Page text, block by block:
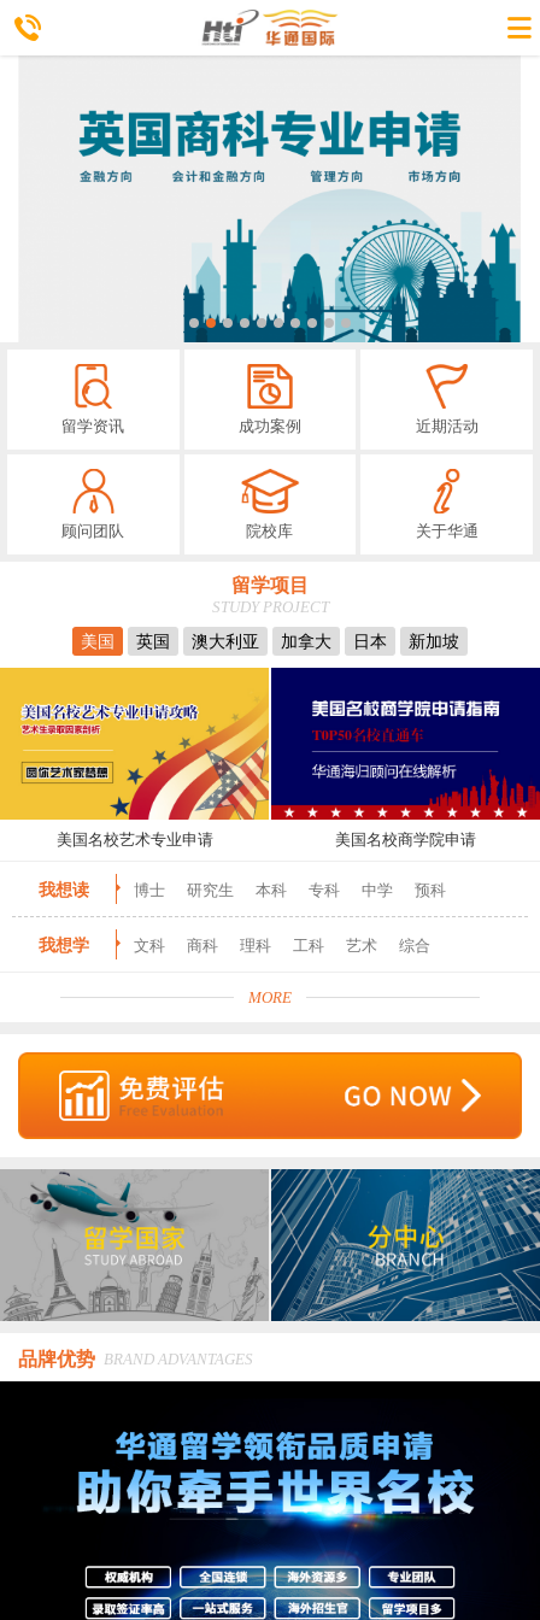
留学资讯 成功案例 近期活动
顾问团队 院校库 关于华通
留学项目
STUDY PROJECT
美国
英国 澳大利亚 加拿大 日本 新加坡
美国名校艺术专业申请 美国名校商学院申请
我想读 博士 研究生 本科 专科 中学 预科
我想学 文科 商科 理科 工科 艺术 综合
MORE
品牌优势 BRAND ADVANTAGES